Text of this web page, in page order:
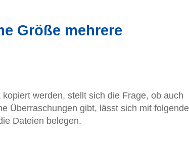
Größe mehrere
werden, stellt sich die Frage, ob auch
Überraschungen gibt, lässt sich mit
Dateien belegen.